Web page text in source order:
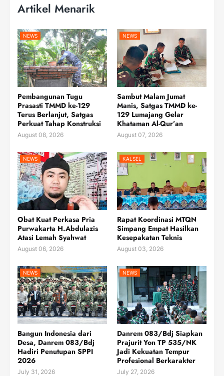
Artikel Menarik
NEWS
Pembangunan Tugu
Prasasti TMMD ke-129
Terus Berlanjut, Satgas
Perkuat Tahap Konstruksi
August 08, 2026
NEWS
Sambut Malam Jumat
Manis, Satgas TMMD ke-
129 Lumajang Gelar
Khataman Al-Qur’an
August 07, 2026
NEWS
Obat Kuat Perkasa Pria
Purwakarta H.Abdulazis
Atasi Lemah Syahwat
August 06, 2026
KALSEL
Rapat Koordinasi MTQN
Simpang Empat Hasilkan
Kesepakatan Teknis
August 03, 2026
NEWS
Bangun Indonesia dari
Desa, Danrem 083/Bdj
Hadiri Penutupan SPPI
2026
July 31, 2026
NEWS
Danrem 083/Bdj Siapkan
Prajurit Yon TP 535/NK
Jadi Kekuatan Tempur
Profesional Berkarakter
July 27, 2026